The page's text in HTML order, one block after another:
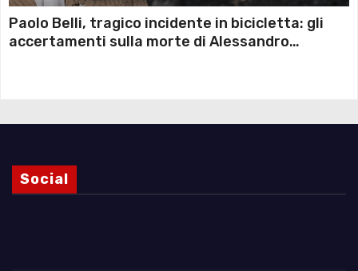
Paolo Belli, tragico incidente in bicicletta: gli
accertamenti sulla morte di Alessandro
Social